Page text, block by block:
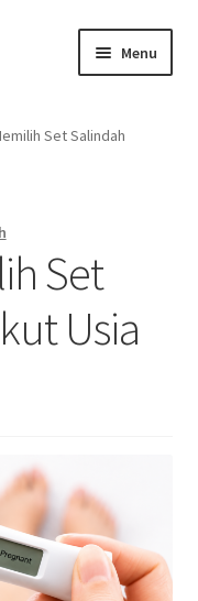
Menu
Set Salindah
Set
Usia